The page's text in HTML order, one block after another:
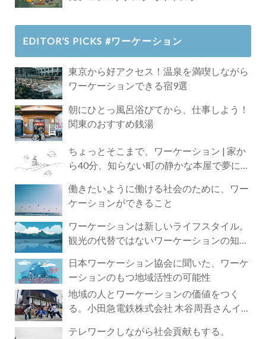
EDITOR’S PICKS #ワーケーション
東京から好アクセス！温泉を満喫しながら
ワーケーションできる宿9選
朝にひとっ風呂浴びてから、仕事しよう！
関東のおすすめ銭湯
ちょっとそこまで、ワーケーション | 家か
ら40分、知らない町の静かな本屋で夢に近
働きたいように働ける社会のために、ワー
ケーションができること
ワーケーションは新しいライフスタイル。
観光の代替ではないワーケーションの知ら
日本ワーケーション協会に聞いた、ワーケ
ーションのもつ地域活性の可能性
地域の人とワーケーションの価値をつく
る。小田急電鉄株式会社 木谷周吾さんイン
テレワークしながら社会貢献もする。